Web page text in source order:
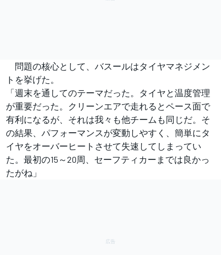
問題の核心として、バスールはタイヤマネジメン
トを挙げた。
「週末を通してのテーマだった。タイヤと温度管理
が重要だった。クリーンエアで走れるとペース面で
有利になるが、それは我々も他チームも同じだ。そ
の結果、パフォーマンスが変動しやすく、簡単にタ
イヤをオーバーヒートさせて失速してしまってい
た。最初の15～20周、セーフティカーまでは良かっ
たがね」